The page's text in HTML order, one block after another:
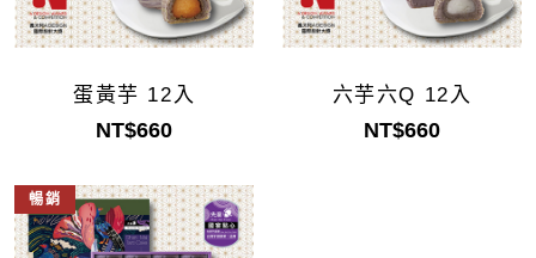
蛋黃芋 12入
NT$660
六芋六Q 12入
NT$660
暢銷